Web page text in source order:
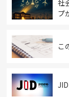
社
プ
こ